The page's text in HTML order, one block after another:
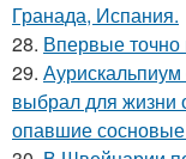
Гранада, Испания.
28. Впервые точно
29.
выбрал для жизни
опавшие